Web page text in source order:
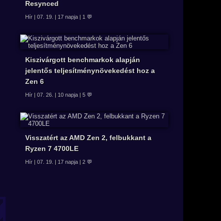
Resynced
Hír | 07. 19. | 17 napja | 1 💬
Kiszivárgott benchmarkok alapján
jelentős teljesítménynövekedést hoz a
Zen 6
Hír | 07. 26. | 10 napja | 5 💬
Visszatért az AMD Zen 2, felbukkant a
Ryzen 7 4700LE
Hír | 07. 19. | 17 napja | 2 💬